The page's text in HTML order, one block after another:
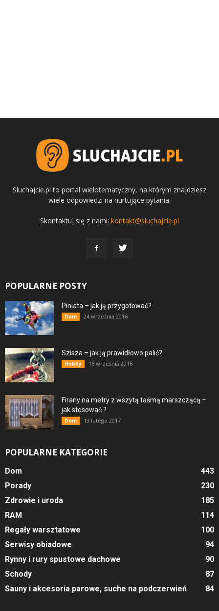
Sluchajcie.pl to portal wielotematyczny, na którym znajdziesz
wiele odpowiedzi na nurtujące pytania.
Skontaktuj się z nami: kontakt@sluchajcie.pl
POPULARNE POSTY
Piniata – jak ją przygotować?
Dom 24 września 2016
Szisza – jak ją prawidłowo palić?
Hobby 16 września 2016
Firany na metry z wszytą taśmą marszczącą –
jak stosować ?
Dom 13 lutego 2017
POPULARNE KATEGORIE
Dom
443
Porady
230
Zdrowie i uroda
185
RAM
114
Regały warsztatowe
100
Serwisy obiadowe
94
Rynny i rury spustowe dachowe
90
Schody
87
Sauny i akcesoria parowe, suche na podczerwień
84